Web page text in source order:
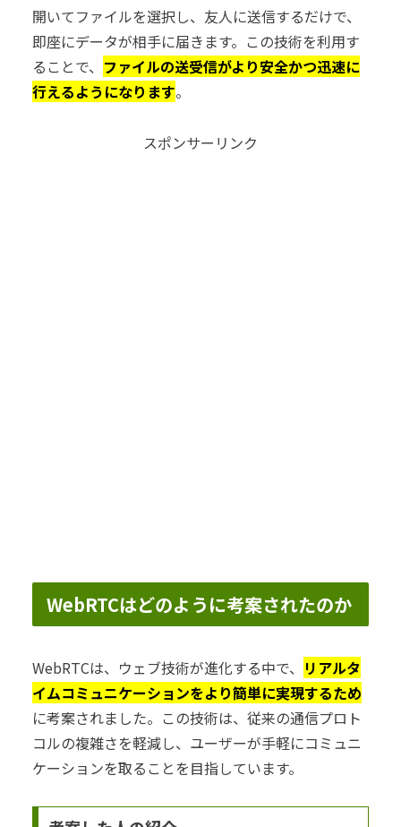
開いてファイルを選択し、友人に送信するだけで、
即座にデータが相手に届きます。この技術を利用す
ることで、 ファイルの送受信がより安全かつ迅速に
行えるようになります。
スポンサーリンク
WebRTCはどのように考案されたのか
WebRTCは、ウェブ技術が進化する中で、 リアルタ
イムコミュニケーションをより簡単に実現するため
に考案されました。この技術は、従来の通信プロト
コルの複雑さを軽減し、ユーザーが手軽にコミュニ
ケーションを取ることを目指しています。